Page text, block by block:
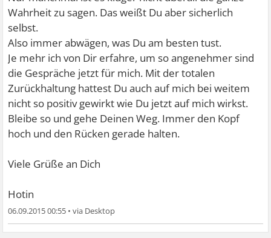
Wahrheit zu sagen. Das weißt Du aber sicherlich
selbst.
Also immer abwägen, was Du am besten tust.
Je mehr ich von Dir erfahre, um so angenehmer sind
die Gespräche jetzt für mich. Mit der totalen
Zurückhaltung hattest Du auch auf mich bei weitem
nicht so positiv gewirkt wie Du jetzt auf mich wirkst.
Bleibe so und gehe Deinen Weg. Immer den Kopf
hoch und den Rücken gerade halten.
Viele Grüße an Dich
Hotin
06.09.2015 00:55 •